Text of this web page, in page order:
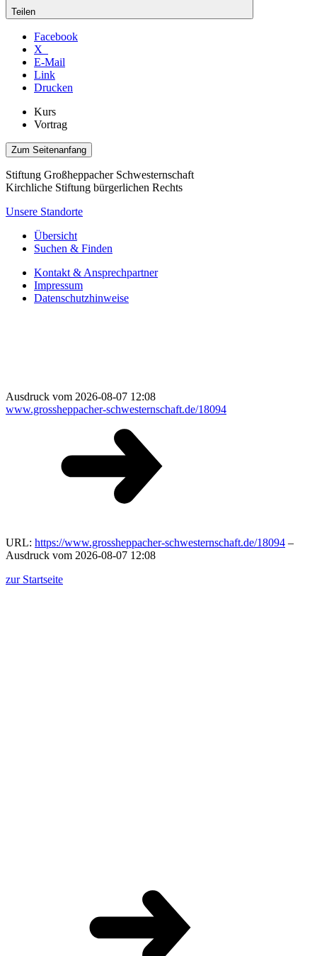
Teilen
Facebook
X
E-Mail
Link
Drucken
Kurs
Vortrag
Zum Seitenanfang
Stiftung Großheppacher Schwesternschaft
Kirchliche Stiftung bürgerlichen Rechts
Unsere Standorte
Übersicht
Suchen & Finden
Kontakt & Ansprechpartner
Impressum
Datenschutzhinweise
Ausdruck vom 2026-08-07 12:08
www.grossheppacher-schwesternschaft.de/18094
URL: https://www.grossheppacher-schwesternschaft.de/18094 –
Ausdruck vom 2026-08-07 12:08
zur Startseite